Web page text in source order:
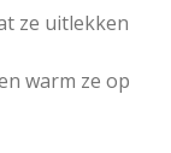
ze uitlekken
warm ze op